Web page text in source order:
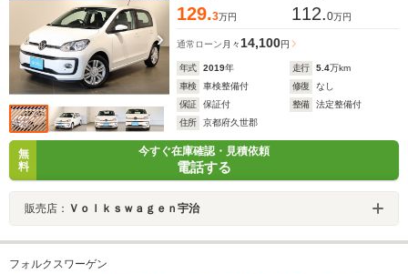
129.3万円 112.0万円
通常ローン 月々 14,100円
年式 2019年 走行 5.4万km
車検
車検整備付 修復
なし
保証
保証付 整備
法定整備付
住所
京都府久世郡
無
料
今すぐ在庫確認・見積依頼
電話する
販売店： Ｖｏｌｋｓｗａｇｅｎ宇治
フォルクスワーゲン